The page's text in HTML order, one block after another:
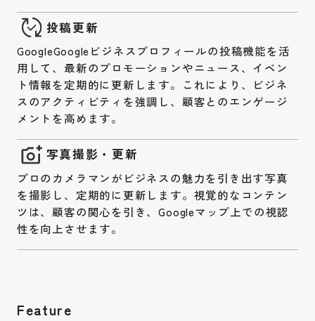
投稿更新
GoogleGoogleビジネスプロフィールの投稿機能を活
用して、最新のプロモーションやニュース、イベン
ト情報を定期的に更新します。これにより、ビジネ
スのアクティビティを強調し、顧客とのエンゲージ
メントを高めます。
写真撮影・更新
プロのカメラマンがビジネスの魅力を引き出す写真
を撮影し、定期的に更新します。視覚的なコンテン
ツは、顧客の関心を引き、Googleマップ上での視認
性を向上させます。
Feature